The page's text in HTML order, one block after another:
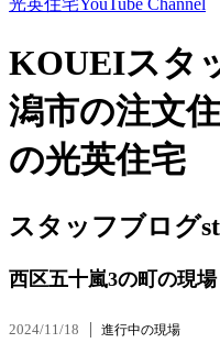
光英住宅YouTube Channel
KOUEIスタ
潟市の注文
の光英住宅
スタッフブログ
西区五十嵐3の町の現場
2024/11/18 進行中の現場